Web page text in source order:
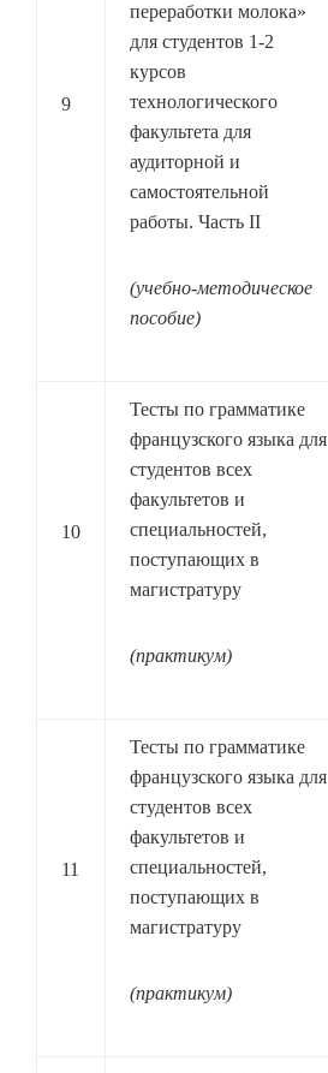
9
переработки молока»
для студентов 1-2
курсов
технологического
факультета для
аудиторной и
самостоятельной
работы. Часть II
(учебно-методическое
пособие)
10
Тесты по грамматике
французского языка для
студентов всех
факультетов и
специальностей,
поступающих в
магистратуру
(практикум)
11
Тесты по грамматике
французского языка для
студентов всех
факультетов и
специальностей,
поступающих в
магистратуру
(практикум)